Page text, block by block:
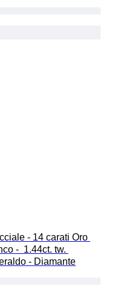
- 14 carati Oro
-  1.44ct. tw.
- Diamante